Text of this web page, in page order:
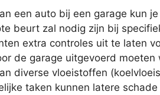
een auto bij een garage kun
beurt zal nodig zijn bij
extra controles uit te laten
de garage uitgevoerd
diverse vloeistoffen
taken kunnen latere